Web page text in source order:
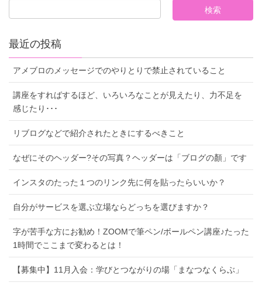
最近の投稿
アメブロのメッセージでのやりとりで禁止されていること
講座をすればするほど、いろいろなことが見えたり、力不足を
感じたり･･･
リブログなどで紹介されたときにするべきこと
なぜにそのヘッダー?その写真？ヘッダーは「ブログの顏」です
インスタのたった１つのリンク先に何を貼ったらいいか？
自分がサービスを選ぶ立場ならどっちを選びますか？
字が苦手な方にお勧め！ZOOMで筆ペン/ボールペン講座♪たった
1時間でここまで変わるとは！
【募集中】11月入会：学びとつながりの場「まなつなくらぶ」